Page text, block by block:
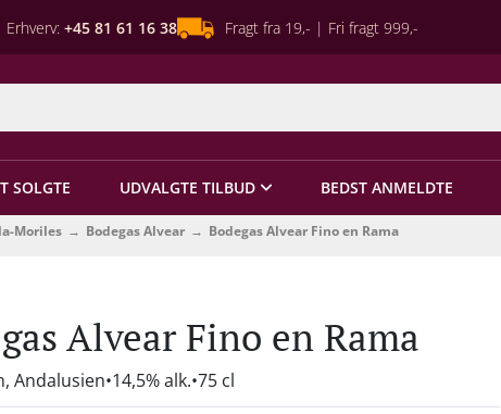
Erhverv: +45 81 61 16 38 Fragt fra 19,- | Fri fragt 999,-
SOLGTE UDVALGTE TILBUD BEDST ANMELDTE
Moriles Bodegas Alvear Bodegas Alvear Fino en Rama
Alvear Fino en Rama
Andalusien 14,5% alk. 75 cl